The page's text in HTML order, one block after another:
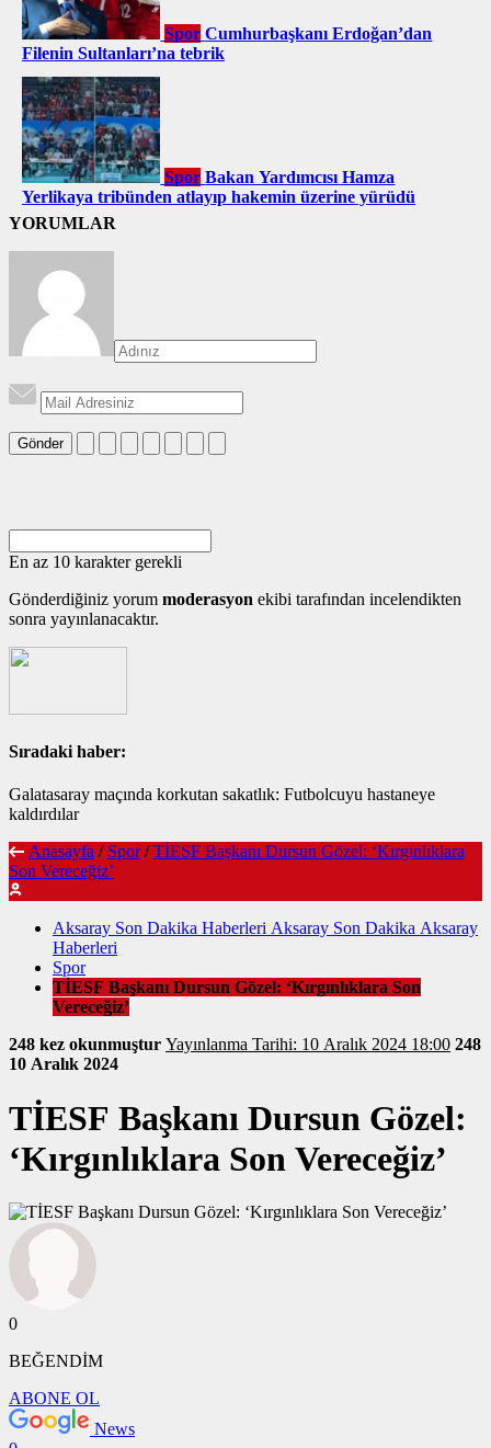
Spor Cumhurbaşkanı Erdoğan’dan
Filenin Sultanları’na tebrik
Spor Bakan Yardımcısı Hamza
Yerlikaya tribünden atlayıp hakemin üzerine yürüdü
YORUMLAR
Gönder
En az 10 karakter gerekli
Gönderdiğiniz yorum moderasyon ekibi tarafından incelendikten
sonra yayınlanacaktır.
Sıradaki haber:
Galatasaray maçında korkutan sakatlık: Futbolcuyu hastaneye
kaldırdılar
Anasayfa / Spor / TİESF Başkanı Dursun Gözel: ‘Kırgınlıklara
Son Vereceğiz’
Aksaray Son Dakika Haberleri Aksaray Son Dakika Aksaray
Haberleri
Spor
TİESF Başkanı Dursun Gözel: ‘Kırgınlıklara Son
Vereceğiz’
248 kez okunmuştur
Yayınlanma Tarihi: 10 Aralık 2024 18:00 248
10 Aralık 2024
TİESF Başkanı Dursun Gözel:
‘Kırgınlıklara Son Vereceğiz’
0
BEĞENDİM
ABONE OL
News